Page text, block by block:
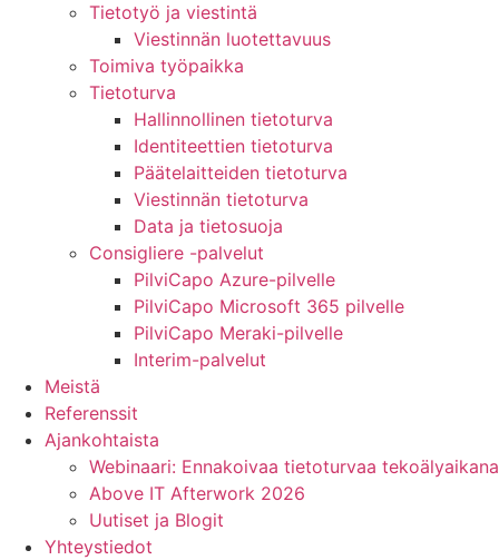
Tietotyö ja viestintä
Viestinnän luotettavuus
Toimiva työpaikka
Tietoturva
Hallinnollinen tietoturva
Identiteettien tietoturva
Päätelaitteiden tietoturva
Viestinnän tietoturva
Data ja tietosuoja
Consigliere -palvelut
PilviCapo Azure-pilvelle
PilviCapo Microsoft 365 pilvelle
PilviCapo Meraki-pilvelle
Interim-palvelut
Meistä
Referenssit
Ajankohtaista
Webinaari: Ennakoivaa tietoturvaa tekoälyaikana
Above IT Afterwork 2026
Uutiset ja Blogit
Yhteystiedot